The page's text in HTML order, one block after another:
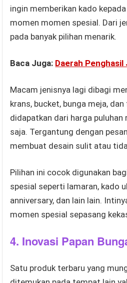
ingin memberikan kado
momen momen spesial. Dari
pada banyak pilihan menarik.
Baca Juga: Daerah
Macam jenisnya lagi dibagi
krans, bucket, bunga meja,
didapatkan dari harga puluhan
saja. Tergantung dengan
membuat desain sulit atau
Pilihan ini cocok digunakan
spesial seperti lamaran, kado
anniversary, dan lain lain.
momen spesial sepasang
4. Inovasi Papan
Satu produk terbaru yang